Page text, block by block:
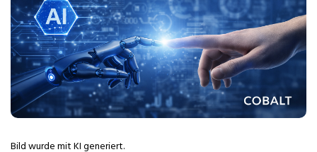
Bild wurde mit KI generiert.